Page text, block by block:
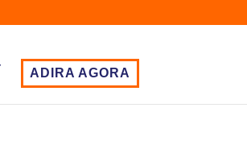
ADIRA AGORA